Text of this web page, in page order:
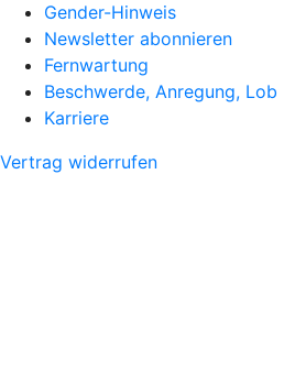
Gender-Hinweis
Newsletter abonnieren
Fernwartung
Beschwerde, Anregung, Lob
Karriere
Vertrag widerrufen